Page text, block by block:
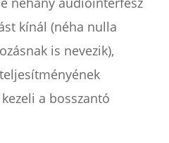
kínál (néha nulla
is nevezik),
a bosszantó